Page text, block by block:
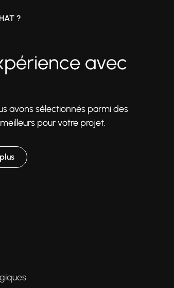
?
avec
avons sélectionnés parmi des
pour votre projet.